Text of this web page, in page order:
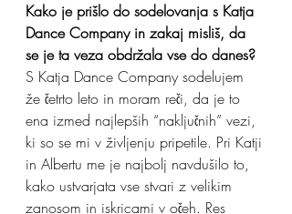
Kako je prišlo do sodelovanja s Katja
Dance Company in zakaj misliš, da
se je ta veza obdržala vse do danes?
S Katja Dance Company sodelujem
že četrto leto in moram reči, da je to
ena izmed najlepših “naključnih” vezi,
ki so se mi v življenju pripetile. Pri Katji
in Albertu me je najbolj navdušilo to,
kako ustvarjata vse stvari z velikim
zanosom in iskricami v očeh. Res